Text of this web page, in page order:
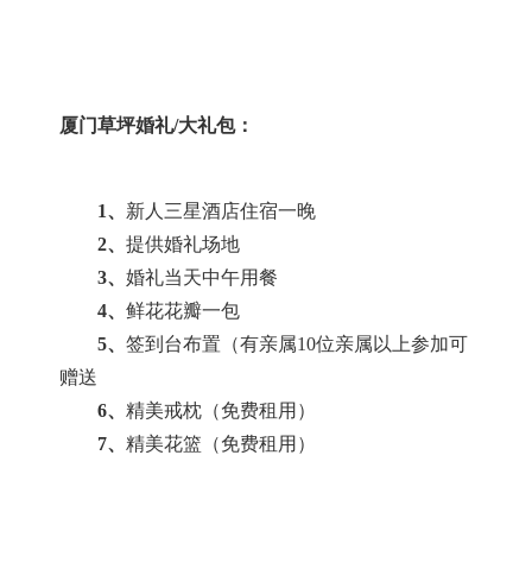
厦门草坪婚礼/大礼包：
1、 新人三星酒店住宿一晚
2、 提供婚礼场地
3、 婚礼当天中午用餐
4、 鲜花花瓣一包
5、 签到台布置（有亲属10位亲属以上参加可
赠送
6、 精美戒枕（免费租用）
7、 精美花篮（免费租用）